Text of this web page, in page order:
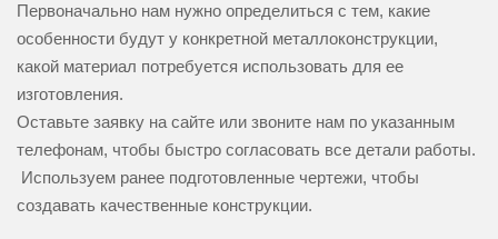
Первоначально нам нужно определиться с тем, какие
особенности будут у конкретной металлоконструкции,
какой материал потребуется использовать для ее
изготовления.
Оставьте заявку на сайте или звоните нам по указанным
телефонам, чтобы быстро согласовать все детали работы.
Используем ранее подготовленные чертежи, чтобы
создавать качественные конструкции.